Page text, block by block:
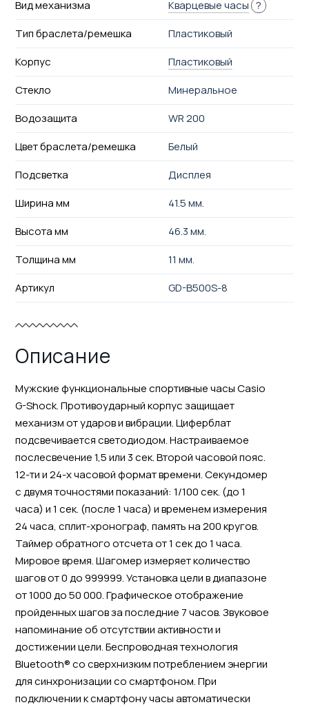
Вид механизма Кварцевые часы ?
Тип браслета/ремешка
Пластиковый
Корпус
Пластиковый
Стекло
Минеральное
Водозащита
WR 200
Цвет браслета/ремешка
Белый
Подсветка
Дисплея
Ширина мм
41.5 мм.
Высота мм
46.3 мм.
Толщина мм
11 мм.
Артикул
GD-B500S-8
Описание
Мужские функциональные спортивные часы Casio
G-Shock. Противоударный корпус защищает
механизм от ударов и вибрации. Циферблат
подсвечивается светодиодом. Настраиваемое
послесвечение 1,5 или 3 сек. Второй часовой пояс.
12-ти и 24-х часовой формат времени. Секундомер
с двумя точностями показаний: 1/100 сек. (до 1
часа) и 1 сек. (после 1 часа) и временем измерения
24 часа, сплит-хронограф, память на 200 кругов.
Таймер обратного отсчета от 1 сек до 1 часа.
Мировое время. Шагомер измеряет количество
шагов от 0 до 999999. Установка цели в диапазоне
от 1000 до 50 000. Графическое отображение
пройденных шагов за последние 7 часов. Звуковое
напоминание об отсутствии активности и
достижении цели. Беспроводная технология
Bluetooth® со сверхнизким потреблением энергии
для синхронизации со смартфоном. При
подключении к смартфону часы автоматически